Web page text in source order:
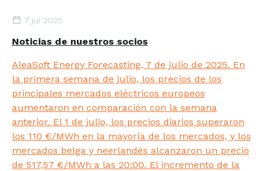
7 jul 2025
Noticias de nuestros socios
AleaSoft Energy Forecasting, 7 de julio de 2025. En
la primera semana de julio, los precios de los
principales mercados eléctricos europeos
aumentaron en comparación con la semana
anterior. El 1 de julio, los precios diarios superaron
los 110 €/MWh en la mayoría de los mercados, y los
mercados belga y neerlandés alcanzaron un precio
de 517,57 €/MWh a las 20:00. El incremento de la